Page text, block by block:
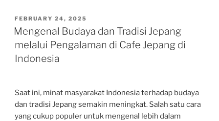
POSTED
ON
FEBRUARY 24, 2025
Mengenal Budaya dan Tradisi Jepang
melalui Pengalaman di Cafe Jepang di
Indonesia
Saat ini, minat masyarakat Indonesia terhadap budaya
dan tradisi Jepang semakin meningkat. Salah satu cara
yang cukup populer untuk mengenal lebih dalam